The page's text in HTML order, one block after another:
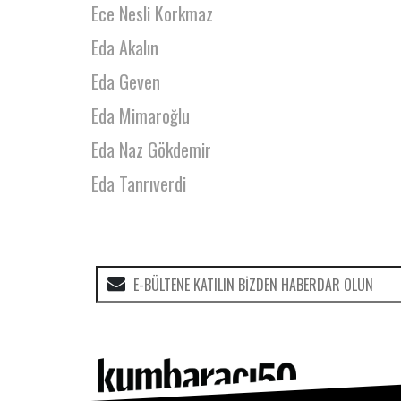
Ece Nesli Korkmaz
Eda Akalın
Eda Geven
Eda Mimaroğlu
Eda Naz Gökdemir
Eda Tanrıverdi
Efsa Kuraner
Ekin Aytac
Ekin İnal